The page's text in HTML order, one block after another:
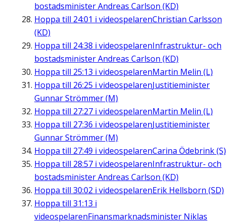
bostadsminister Andreas Carlson (KD)
Hoppa till 24:01 i videospelarenChristian Carlsson
(KD)
Hoppa till 24:38 i videospelarenInfrastruktur- och
bostadsminister Andreas Carlson (KD)
Hoppa till 25:13 i videospelarenMartin Melin (L)
Hoppa till 26:25 i videospelarenJustitieminister
Gunnar Strömmer (M)
Hoppa till 27:27 i videospelarenMartin Melin (L)
Hoppa till 27:36 i videospelarenJustitieminister
Gunnar Strömmer (M)
Hoppa till 27:49 i videospelarenCarina Ödebrink (S)
Hoppa till 28:57 i videospelarenInfrastruktur- och
bostadsminister Andreas Carlson (KD)
Hoppa till 30:02 i videospelarenErik Hellsborn (SD)
Hoppa till 31:13 i
videospelarenFinansmarknadsminister Niklas